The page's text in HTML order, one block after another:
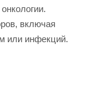
включая
или инфекций.